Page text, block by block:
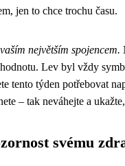
jen to chce trochu času.
největším spojencem.
Lev byl vždy
tento týden potřebovat
– tak neváhejte a
svému